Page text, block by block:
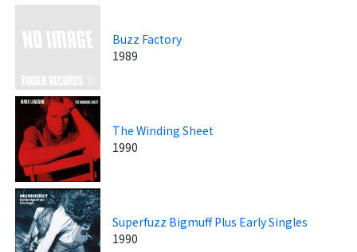
Buzz Factory
1989
The Winding Sheet
1990
Superfuzz Bigmuff Plus Early Singles
1990